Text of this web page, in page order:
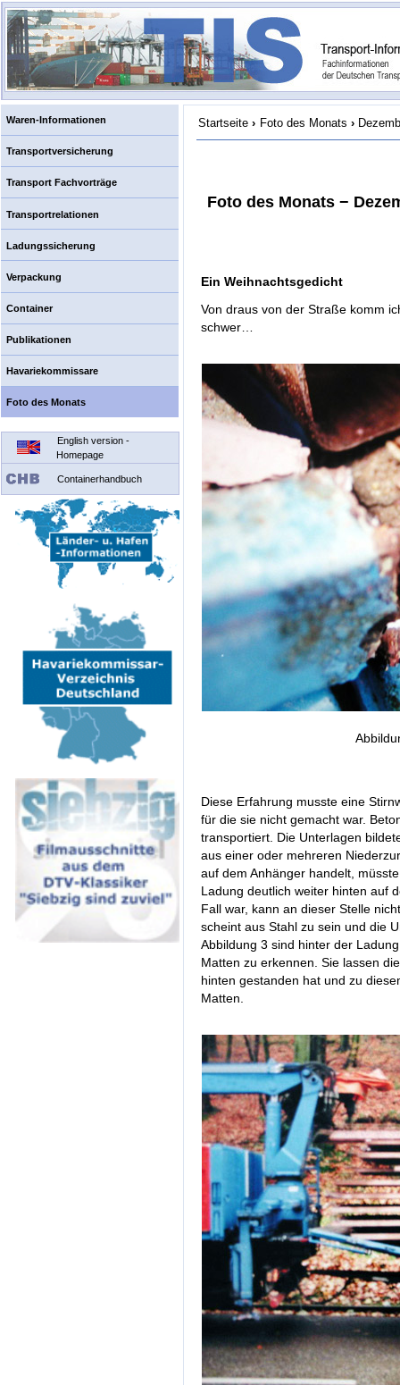
Waren-Informationen
Transportversicherung
Transport Fachvorträge
Transportrelationen
Ladungssicherung
Verpackung
Container
Publikationen
Havariekommissare
Foto des Monats
English version -
Homepage
Containerhandbuch
Startseite › Foto des Monats ›
Foto des Monats −
Ein Weihnachtsgedicht
Von draus von der Straße komm
schwer…
Diese Erfahrung musste eine
für die sie nicht gemacht war.
transportiert. Die Unterlagen
aus einer oder mehreren
auf dem Anhänger handelt,
Ladung deutlich weiter hinten auf
Fall war, kann an dieser Stelle
scheint aus Stahl zu sein und die
Abbildung 3 sind hinter der
Matten zu erkennen. Sie lassen
hinten gestanden hat und zu
Matten.